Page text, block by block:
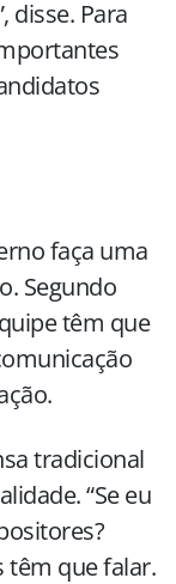
disse. Para
faça uma
Segundo
têm que
tradicional
“Se eu
têm que falar.